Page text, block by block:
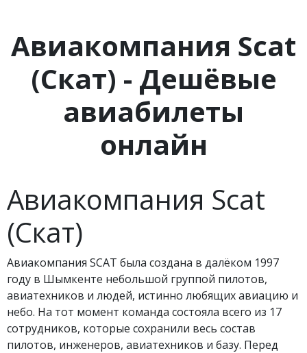
Авиакомпания Scat
(Скат) - Дешёвые
авиабилеты
онлайн
Авиакомпания Scat
(Скат)
Авиакомпания SCAT была создана в далёком 1997
году в Шымкенте небольшой группой пилотов,
авиатехников и людей, истинно любящих авиацию и
небо. На тот момент команда состояла всего из 17
сотрудников, которые сохранили весь состав
пилотов, инженеров, авиатехников и базу. Перед